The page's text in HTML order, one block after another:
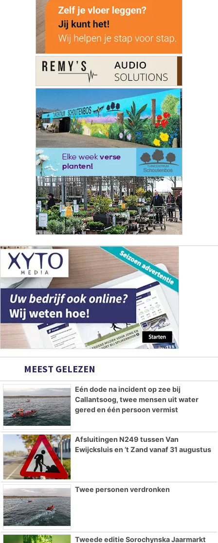
MEEST GELEZEN
Eén dode na incident op zee bij
Callantsoog, twee mensen uit water
gered en één persoon vermist
Afsluitingen N249 tussen Van
Ewijcksluis en ’t Zand vanaf 31 augustus
Twee personen verdronken
Tweede editie Sorochynska Jaarmarkt